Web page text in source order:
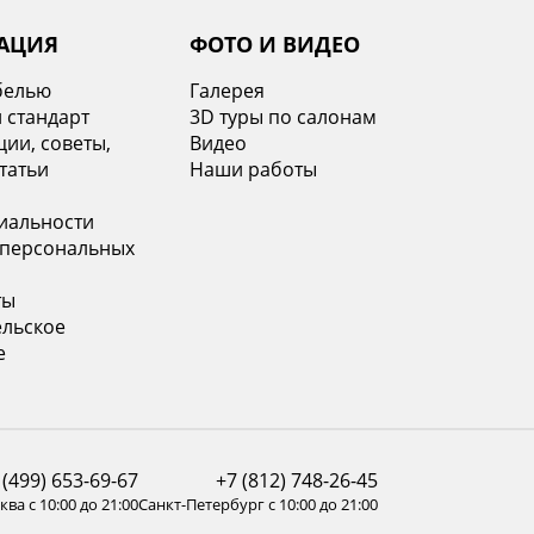
советы,
ФОТО И ВИДЕО
Галерея
3D туры по салонам
Видео
Наши работы
653-69-67
с 10:00 до 21:00
+7 (812) 748-26-45
Санкт-Петербург с 10:00 до 21:00